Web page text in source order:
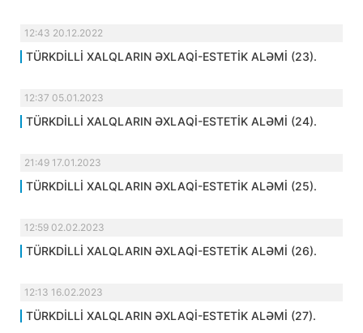
12:43 20.12.2022
TÜRKDİLLİ XALQLARIN ƏXLAQİ-ESTETİK ALƏMİ (23).
12:37 05.01.2023
TÜRKDİLLİ XALQLARIN ƏXLAQİ-ESTETİK ALƏMİ (24).
21:49 17.01.2023
TÜRKDİLLİ XALQLARIN ƏXLAQİ-ESTETİK ALƏMİ (25).
12:59 02.02.2023
TÜRKDİLLİ XALQLARIN ƏXLAQİ-ESTETİK ALƏMİ (26).
12:13 16.02.2023
TÜRKDİLLİ XALQLARIN ƏXLAQİ-ESTETİK ALƏMİ (27).